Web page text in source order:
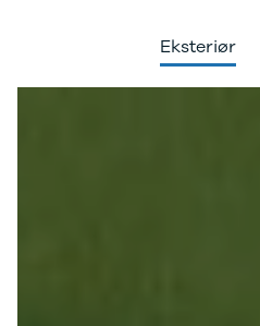
Eksteriør